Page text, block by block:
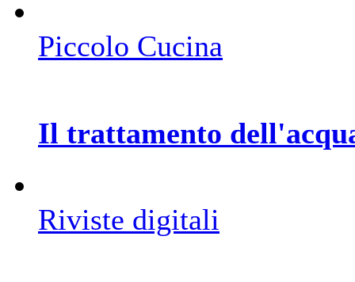
Piccolo Cucina
Il trattamento
Riviste digitali